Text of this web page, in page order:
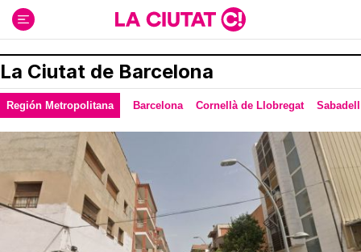
contenido
La Ciutat de Barcelona
Región Metropolitana Barcelona Cornellà de Llobregat Sabadell